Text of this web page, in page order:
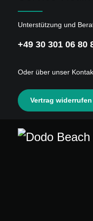
Unterstützung und
+49 30 301 06 80
Oder über unser
Vertrag widerrufen